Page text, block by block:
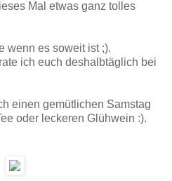
Mal etwas ganz tolles
wenn es soweit ist ;).
ich euch deshalbtäglich bei
einen gemütlichen Samstag
oder leckeren Glühwein :).